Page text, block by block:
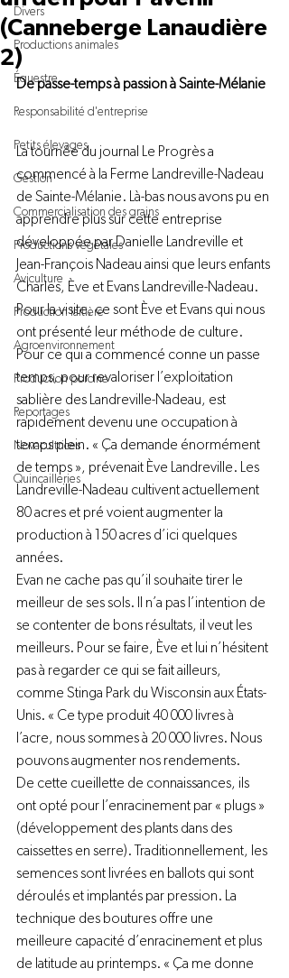
Divers
Productions animales
Équestre
Responsabilité d'entreprise
Petits élevages
Gestion
Commercialisation des grains
Productions végétales
Aviculture
Production laitière
Agroenvironnement
Production porcine
Reportages
Novacultrices
Quincailleries
(Canneberge Lanaudière
2)
De passe-temps à passion à Sainte-Mélanie
La tournée du journal Le Progrès a
commencé à la Ferme Landreville-Nadeau
de Sainte-Mélanie. Là-bas nous avons pu en
apprendre plus sur cette entreprise
développée par Danielle Landreville et
Jean-François Nadeau ainsi que leurs enfants
Charles, Ève et Evans Landreville-Nadeau.
Pour la visite, ce sont Ève et Evans qui nous
ont présenté leur méthode de culture.
Pour ce qui a commencé conne un passe
temps, pour revaloriser l’exploitation
sablière des Landreville-Nadeau, est
rapidement devenu une occupation à
temps plein. « Ça demande énormément
de temps », prévenait Ève Landreville. Les
Landreville-Nadeau cultivent actuellement
80 acres et pré voient augmenter la
production à 150 acres d’ici quelques
années.
Evan ne cache pas qu’il souhaite tirer le
meilleur de ses sols. Il n’a pas l’intention de
se contenter de bons résultats, il veut les
meilleurs. Pour se faire, Ève et lui n’hésitent
pas à regarder ce qui se fait ailleurs,
comme Stinga Park du Wisconsin aux États-
Unis. « Ce type produit 40 000 livres à
l’acre, nous sommes à 20 000 livres. Nous
pouvons augmenter nos rendements.
De cette cueillette de connaissances, ils
ont opté pour l’enracinement par « plugs »
(développement des plants dans des
caissettes en serre). Traditionnellement, les
semences sont livrées en ballots qui sont
déroulés et implantés par pression. La
technique des boutures offre une
meilleure capacité d’enracinement et plus
de latitude au printemps. « Ça me donne